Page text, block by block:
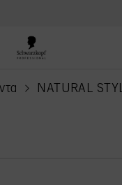
NATURAL